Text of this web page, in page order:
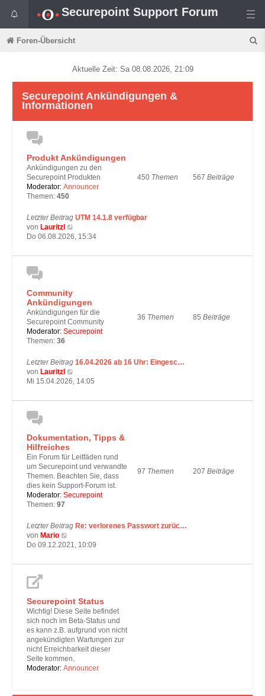
Securepoint Support Forum
Foren-Übersicht
Aktuelle Zeit: Sa 08.08.2026, 21:09
Securepoint Ankündigungen &
Informationen
Produkt Ankündigungen
Ankündigungen zu den
Securepoint Produkten
Moderator: Announcer
Themen: 450
450 Themen 567 Beiträge
Letzter Beitrag UTM 14.1.8 verfügbar
von Lauritzl
e
e
B
e
i
t
g
Do 06.08.2026, 15:34
Community
Ankündigungen
Ankündigungen für die
Securepoint Community
Moderator: Securepoint
Themen: 36
36 Themen 85 Beiträge
Letzter Beitrag 16.04.2026 ab 16 Uhr: Eingesc…
von Lauritzl
e
e
r
e
i
t
r
a
Mi 15.04.2026, 14:05
Dokumentation, Tipps &
Hilfreiches
Ein Forum für Leitfäden rund
um Securepoint und verwandte
Themen. Beachten Sie, dass
dies kein Support-Forum ist.
Moderator: Securepoint
Themen: 97
97 Themen 207 Beiträge
Letzter Beitrag Re: verlorenes Passwort zurüc…
von Mario
e
e
r
B
e
i
t
r
a
g
Do 09.12.2021, 10:09
Securepoint Status
Wichtig! Diese Seite befindet
sich noch im Beta-Status und
es kann z.B. aufgrund von nicht
angekündigten Wartungen zur
nicht Erreichbarkeit dieser
Seite kommen.
Moderator: Announcer